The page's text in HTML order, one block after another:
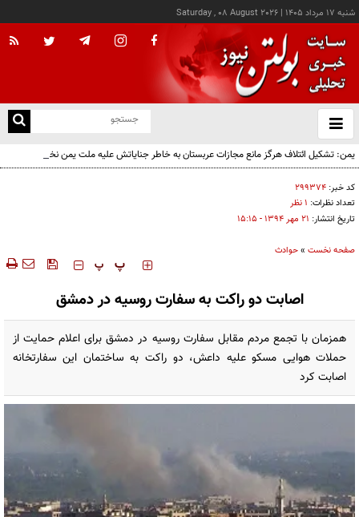
شنبه ۱۷ مرداد ۱۴۰۵ |
Saturday , 08 August 2026
باز
و
یمن: تشکیل ائتلاف هرگز مانع مجازات عربستان به خاطر جنایاتش علیه ملت یمن نخواهد شد
کد خبر: ۲۹۹۳۷۴
تعداد نظرات: ۱ نظر
تاریخ انتشار: ۲۱ مهر ۱۳۹۴ - ۱۵:۱۵
صفحه نخست »حوادث
‍‍‍ پ پ
اصابت دو راکت به سفارت روسیه در دمشق
همزمان با تجمع مردم مقابل سفارت روسیه در دمشق برای اعلام حمایت از
حملات هوایی مسکو علیه داعش، دو راکت به ساختمان این سفارتخانه
اصابت کرد